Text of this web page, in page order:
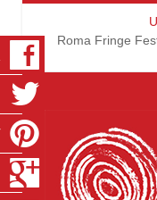
Roma Fringe